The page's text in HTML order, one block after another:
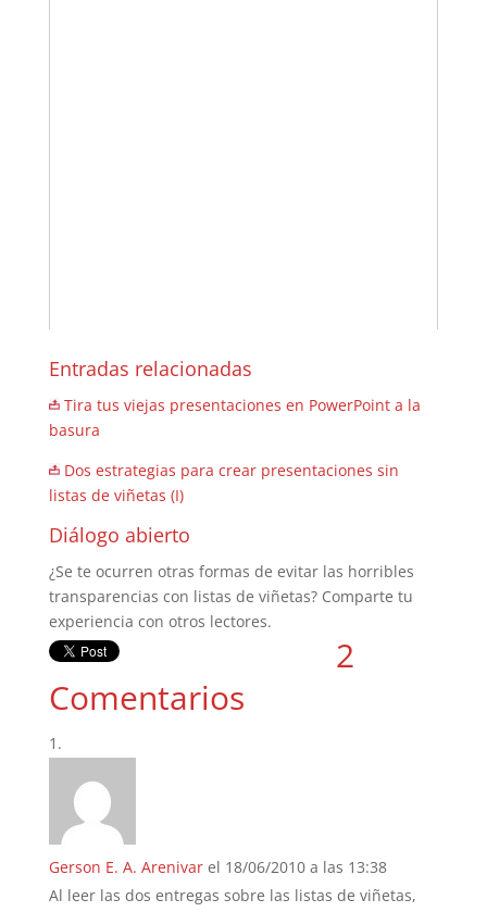
Entradas relacionadas
Tira tus viejas presentaciones en PowerPoint a la
basura
Dos estrategias para crear presentaciones sin
listas de viñetas (I)
Diálogo abierto
¿Se te ocurren otras formas de evitar las horribles
transparencias con listas de viñetas? Comparte tu
experiencia con otros lectores.
2
Comentarios
Gerson E. A. Arenivar el 18/06/2010 a las 13:38
Al leer las dos entregas sobre las listas de viñetas,